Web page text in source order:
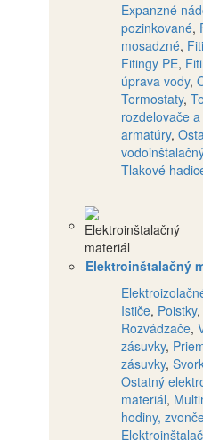
Expanzné
pozinkované,
mosadzné,
Fitingy PE,
úprava vody,
Termostaty,
rozdelovače
armatúry,
Tlakové
Elektroinštalačný
Ističe, Poistky,
Rozvádzače,
zásuvky,
zásuvky,
Ostatný
materiál,
hodiny,